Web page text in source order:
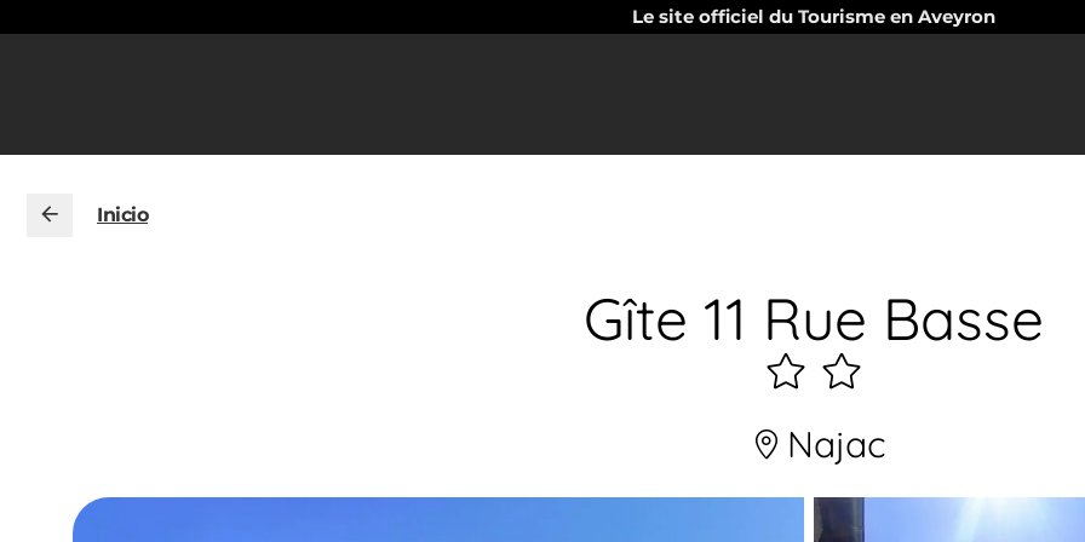
Le site officiel du Tourisme en Aveyron
Inicio
Gîte 11 Rue Basse
2
étoiles
Najac